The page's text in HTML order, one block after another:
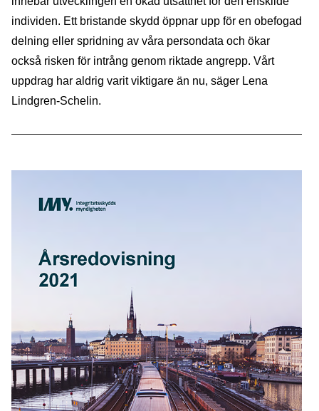
individen. Ett bristande skydd öppnar upp för en obefogad
delning eller spridning av våra persondata och ökar
också risken för intrång genom riktade angrepp. Vårt
uppdrag har aldrig varit viktigare än nu, säger Lena
Lindgren-Schelin.